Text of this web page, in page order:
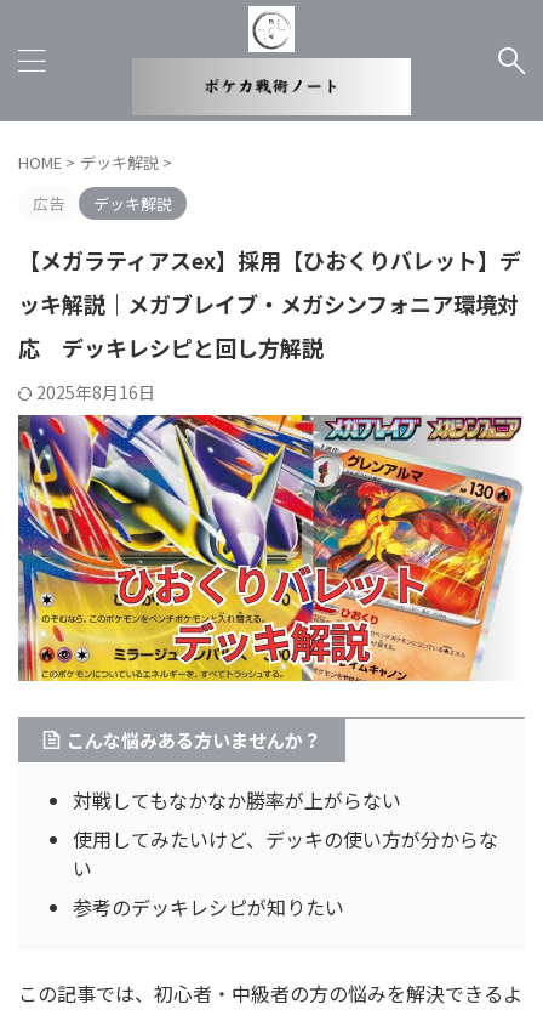
HOME > デッキ解説 >
広告
デッキ解説
【メガラティアスex】採用【ひおくりバレット】デ
ッキ解説｜メガブレイブ・メガシンフォニア環境対
応 デッキレシピと回し方解説
2025年8月16日
こんな悩みある方いませんか？
対戦してもなかなか勝率が上がらない
使用してみたいけど、デッキの使い方が分からな
い
参考のデッキレシピが知りたい
この記事では、初心者・中級者の方の悩みを解決できるよ